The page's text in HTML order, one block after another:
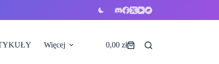
Więcej Koszyk
0,00 zł